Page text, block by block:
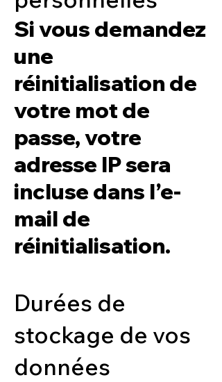
Si vous demandez
une
réinitialisation de
votre mot de
passe, votre
adresse IP sera
incluse dans l’e-
mail de
réinitialisation.
Durées de
stockage de vos
données